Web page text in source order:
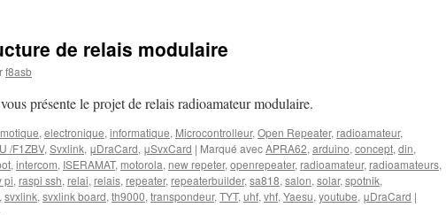
de relais modulaire
f8asb
présente le projet de relais radioamateur modulaire.
, electronique, informatique, Microcontrolleur, Open Repeater, radioamateur,
/F1ZBV, Svxlink, μDraCard, μSvxCard | Marqué avecAPRA62, arduino, concept, din,
, intercom, ISERAMAT, motorola, new repeter, openrepeater, radioamateur, radioamateurs,
pi, raspi ssh, relai, relais, repeater, repeaterbuilder, sa818, salon, solar, spotnik,
, svxlink, svxlink board, th9000, transpondeur, TYT, uhf, vhf, Yaesu, youtube, μDraCard |